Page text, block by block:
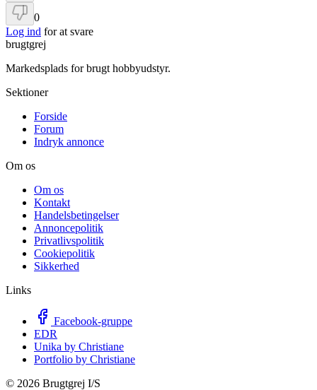
0
Log ind for at svare
brugtgrej
Markedsplads for brugt hobbyudstyr.
Sektioner
Forside
Forum
Indryk annonce
Om os
Om os
Kontakt
Handelsbetingelser
Annoncepolitik
Privatlivspolitik
Cookiepolitik
Sikkerhed
Links
Facebook-gruppe
EDR
Unika by Christiane
Portfolio by Christiane
© 2026 Brugtgrej I/S